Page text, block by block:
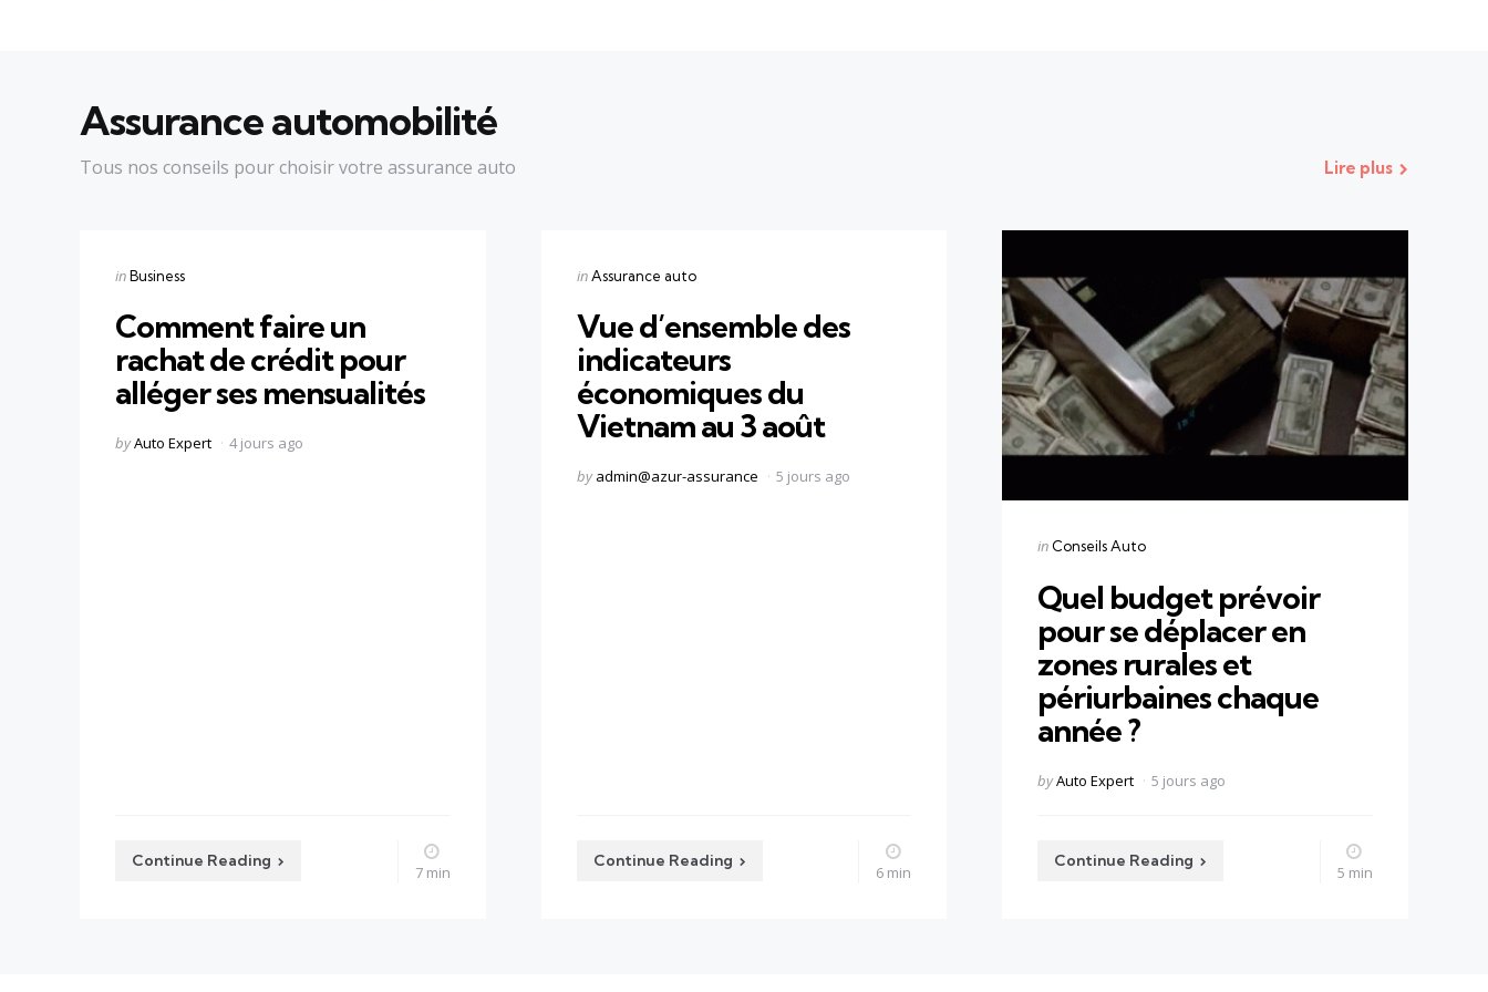
Assurance automobilité
Tous nos conseils pour choisir votre assurance auto Lire plus
Categories
Posted
inBusiness
Comment faire un
rachat de crédit pour
alléger ses mensualités
Posted
byAuto Expert 4 jours ago
Continue Reading
7 min
Categories
Posted
in Assurance auto
Vue d’ensemble des
indicateurs
économiques du
Vietnam au 3 août
Posted
by admin@azur-assurance 5 jours ago
Continue Reading
6 min
Categories
Posted
in Conseils Auto
Quel budget prévoir
pour se déplacer en
zones rurales et
périurbaines chaque
année ?
Posted
byAuto Expert 5 jours ago
Continue Reading
5 min